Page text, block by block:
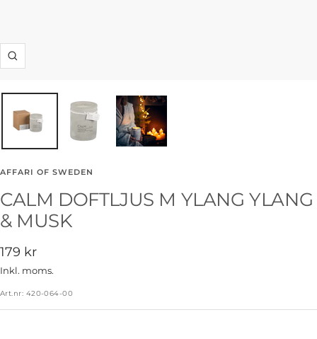
Zooma
AFFARI OF SWEDEN
CALM DOFTLJUS M YLANG YLANG
& MUSK
Rea-
pris
179 kr
Inkl. moms.
Art.nr: 420-064-00